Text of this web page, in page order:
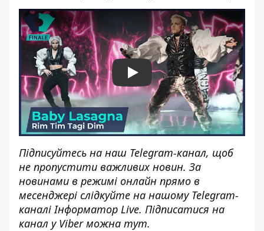
Play
Підписуйтесь на наш Telegram-канал, щоб
не пропустити важливих новин. За
новинами в режимі онлайн прямо в
месенджері слідкуйте на нашому Telegram-
каналі Інформатор Live. Підписатися на
канал у Viber можна тут.